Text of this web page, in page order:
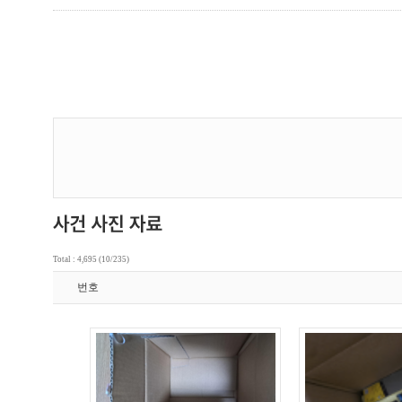
Total : 4,695 (10/235)
번호